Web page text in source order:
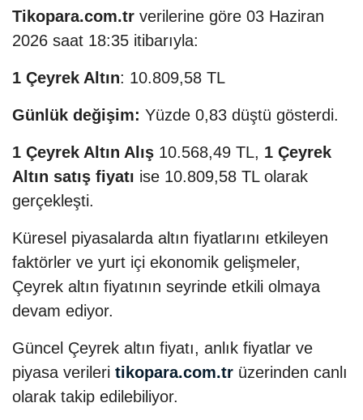
Tikopara.com.tr verilerine göre 03 Haziran
2026 saat 18:35 itibarıyla:
1 Çeyrek Altın: 10.809,58 TL
Günlük değişim: Yüzde 0,83 düştü gösterdi.
1 Çeyrek Altın Alış 10.568,49 TL, 1 Çeyrek
Altın satış fiyatı ise 10.809,58 TL olarak
gerçekleşti.
Küresel piyasalarda altın fiyatlarını etkileyen
faktörler ve yurt içi ekonomik gelişmeler,
Çeyrek altın fiyatının seyrinde etkili olmaya
devam ediyor.
Güncel Çeyrek altın fiyatı, anlık fiyatlar ve
piyasa verileri tikopara.com.tr üzerinden canlı
olarak takip edilebiliyor.